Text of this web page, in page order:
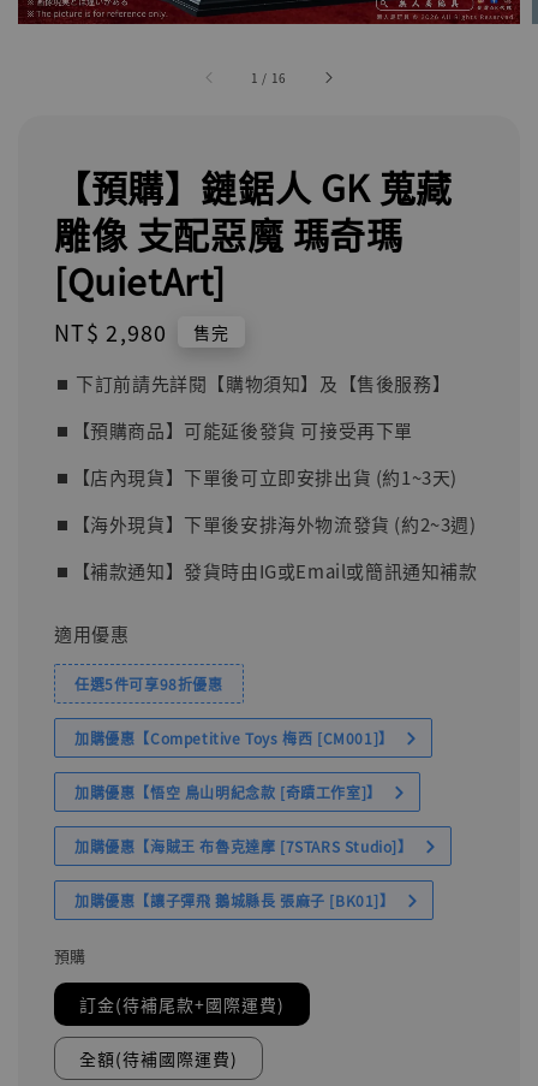
1 / 16
【預購】鏈鋸人 GK 蒐藏
雕像 支配惡魔 瑪奇瑪
[QuietArt]
Regular
NT$ 2,980 售完
⏹︎ 下訂前請先詳閱【購物須知】及【售後服務】
⏹︎【預購商品】可能延後發貨 可接受再下單
⏹︎【店內現貨】下單後可立即安排出貨 (約1~3天)
⏹︎【海外現貨】下單後安排海外物流發貨 (約2~3週)
⏹︎【補款通知】發貨時由IG或Email或簡訊通知補款
適用優惠
任選5件可享98折優惠
加購優惠【Competitive Toys 梅西 [CM001]】
加購優惠【悟空 鳥山明紀念款 [奇蹟工作室]】
加購優惠【海賊王 布魯克達摩 [7STARS Studio]】
加購優惠【讓子彈飛 鵝城縣長 張麻子 [BK01]】
預購
訂金(待補尾款+國際運費)
全額(待補國際運費)